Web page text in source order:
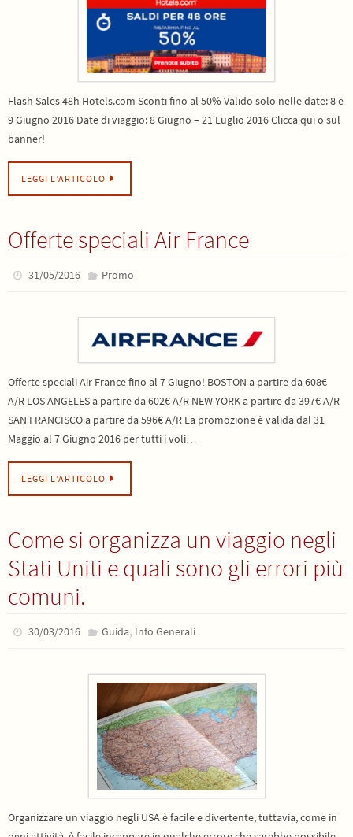
Flash Sales 48h Hotels.com Sconti fino al 50% Valido solo nelle date: 8 e
9 Giugno 2016 Date di viaggio: 8 Giugno – 21 Luglio 2016 Clicca qui o sul
banner!
LEGGI L’ARTICOLO
Offerte speciali Air France
31/05/2016 Promo
Offerte speciali Air France fino al 7 Giugno! BOSTON a partire da 608€
A/R LOS ANGELES a partire da 602€ A/R NEW YORK a partire da 397€ A/R
SAN FRANCISCO a partire da 596€ A/R La promozione è valida dal 31
Maggio al 7 Giugno 2016 per tutti i voli…
LEGGI L’ARTICOLO
Come si organizza un viaggio negli
Stati Uniti e quali sono gli errori più
comuni.
30/03/2016 Guida, Info Generali
Organizzare un viaggio negli USA è facile e divertente, tuttavia, come in